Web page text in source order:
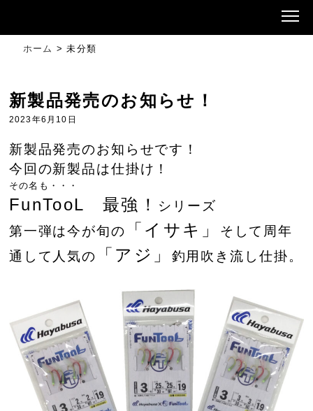
ホーム >未分類
新製品発売のお知らせ！
2023年6月10日
新製品発売のお知らせです！
今回の新製品は仕掛け！
その名も・・・
FunTooL 最強！
シリーズ
第一弾は今が旬の
「イサキ」
そして周年
通して人気の
「アジ」 釣用吹き流し仕掛。